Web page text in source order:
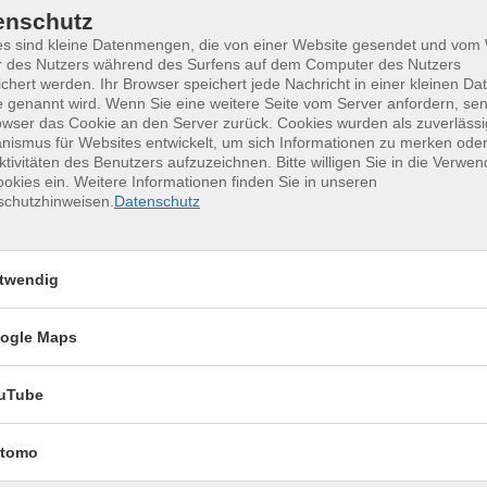
für unvergessliche
Montag, 17.08.2026,
sind kleine Datenmengen, die von einer Website gesendet und vom
des Nutzers während des Surfens auf dem Computer des Nutzers
werden. Ihr Browser speichert jede Nachricht in einer kleinen
genannt wird. Wenn Sie eine weitere Seite vom Server anfordern,
das Cookie an den Server zurück. Cookies wurden als
für Websites entwickelt, um sich Informationen zu merken
des Benutzers aufzuzeichnen. Bitte willigen Sie in die
ein. Weitere Informationen finden Sie in unseren
Datenschutz
Maps